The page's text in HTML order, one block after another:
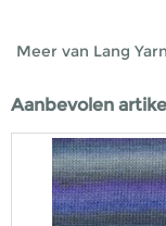
Meer van Lang
Aanbevolen